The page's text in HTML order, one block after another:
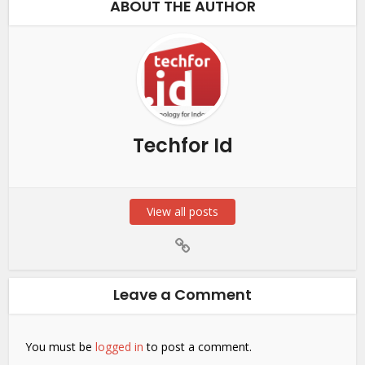
ABOUT THE AUTHOR
Techfor Id
View all posts
Leave a Comment
You must belogged in to post a comment.